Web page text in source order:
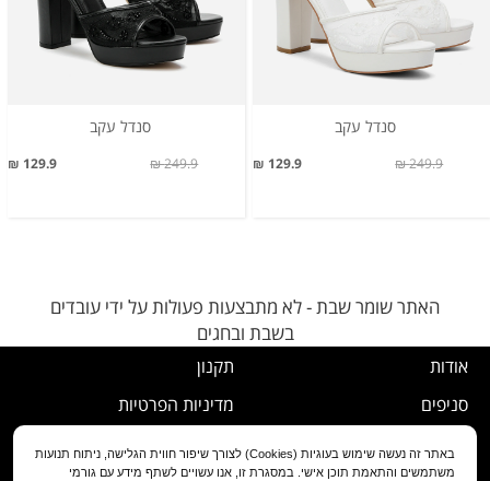
סנדל עקב
129.9 ₪ 249.9 ₪
סנדל עקב
129.9 ₪ 249.9 ₪
האתר שומר שבת - לא מתבצעות פעולות על ידי עובדים
בשבת ובחגים
אודות
סניפים
תקנון
מדיניות הפרטיות
נוהל ביטול עסקה
באתר זה נעשה שימוש בעוגיות (Cookies) לצורך שיפור חווית הגלישה, ניתוח תנועות
משתמשים והתאמת תוכן אישי. במסגרת זו, אנו עשויים לשתף מידע עם גורמי